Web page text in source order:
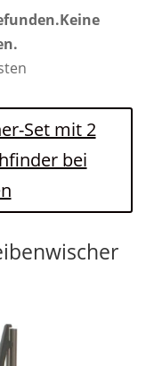
Keine
Set mit 2
bei